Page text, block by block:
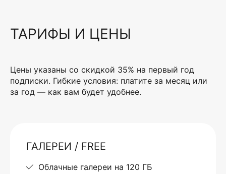
ТАРИФЫ И ЦЕНЫ
Цены указаны со скидкой 35% на первый год
подписки. Гибкие условия: платите за месяц или
за год — как вам будет удобнее.
ГАЛЕРЕИ / FREE
Облачные галереи на 120 ГБ